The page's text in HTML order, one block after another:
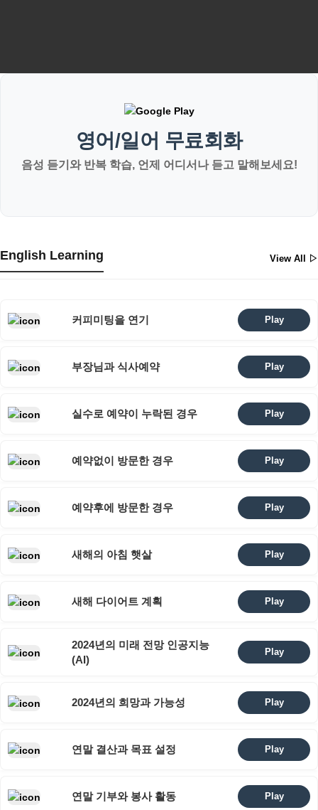
영어/일어 무료회화
음성 듣기와 반복 학습, 언제 어디서나 듣고 말해보세요!
English Learning View All ▷
커피미팅을 연기 Play
부장님과 식사예약 Play
실수로 예약이 누락된 경우 Play
예약없이 방문한 경우 Play
예약후에 방문한 경우 Play
새해의 아침 햇살 Play
새해 다이어트 계획 Play
2024년의 미래 전망 인공지능
(AI)
Play
2024년의 희망과 가능성 Play
연말 결산과 목표 설정 Play
연말 기부와 봉사 활동 Play